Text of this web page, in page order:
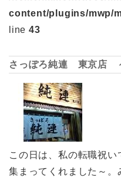
content/plugins/mwp/
line 43
さっぽろ純連 東京店
この日は、私の転職祝
集まってくれました～。